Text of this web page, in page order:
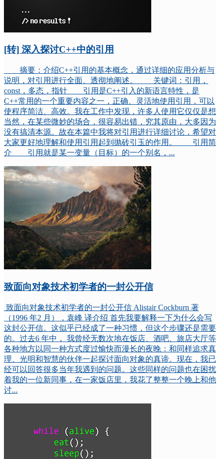
[转] 深入探讨C++中的引用
摘要：介绍C++引用的基本概念，通过详细的应用分析与
说明，对引用进行全面、透彻地阐述。 关键词：引用，
const，多态，指针 引用是C++引入的新语言特性，是
C++常用的一个重要内容之一，正确、灵活地使用引用，可以
使程序简洁、高效。我在工作中发现，许多人使用它仅仅是想
当然，在某些微妙的场合，很容易出错，究其原由，大多因为
没有搞清本源。故在本篇中我将对引用进行详细讨论，希望对
大家更好地理解和使用引用起到抛砖引玉的作用。 引用简
介 引用就是某一变量（目标）的一个别名，...
致面向对象技术初学者的一封公开信
致面向对象技术初学者的一封公开信 Alistair Cockburn 著
（1996 年2 月），袁峰 译介绍 首先我要解释一下为什么会写
这封公开信。这似乎已经成了一种习惯，但这个步骤还是需要
的。过去6 年中， 我曾经无数次地在饭店、酒吧、旅店大厅等
各种地方以同一种方式度过愉快而漫长的夜晚：和同样追求真
理、光明和智慧的伙伴一起探讨面向对象的真谛。现在，我已
经可以回答很多当年我遇到的问题。这些同样的问题也在困扰
着我的一位新同事，在一家饭店里，我花了整整一个晚上和他
讨...